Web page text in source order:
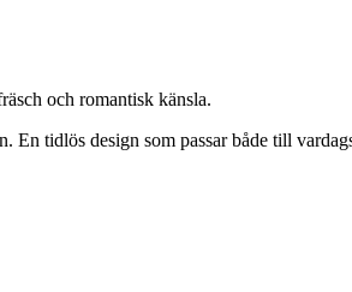
och romantisk känsla.
tidlös design som passar både till